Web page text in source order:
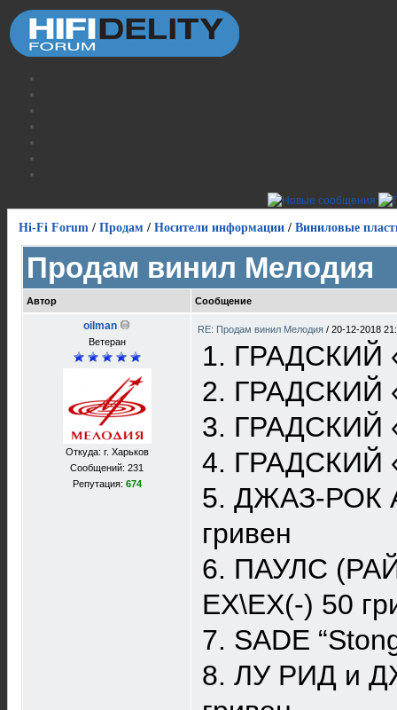
Hi-Fi Forum / Продам / Носители информации / Виниловые
Продам винил Мелодия
Автор Сообщение
oilman
Ветеран
Откуда: г. Харьков
Сообщений: 231
Репутация: 674
RE: Продам винил Мелодия / 20-12-2018
1. ГРАДСКИЙ
2. ГРАДСКИЙ
3. ГРАДСКИЙ
4. ГРАДСКИЙ
5. ДЖАЗ-РОК
гривен
6. ПАУЛС
ЕХ\ЕХ(-) 50
7. SADE
8. ЛУ РИД и